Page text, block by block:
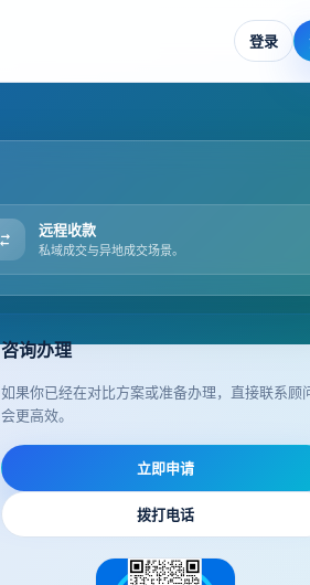
登录
远程收款
私域成交与异地成交场景。
咨询办理
如果你已经在对比方案或准备办理，直接联系顾
会更高效。
立即申请
拨打电话